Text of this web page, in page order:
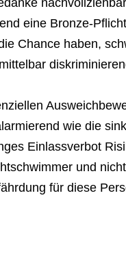
eine Bronze-
Chance haben,
wie die
Einlassverbot
und
für diese